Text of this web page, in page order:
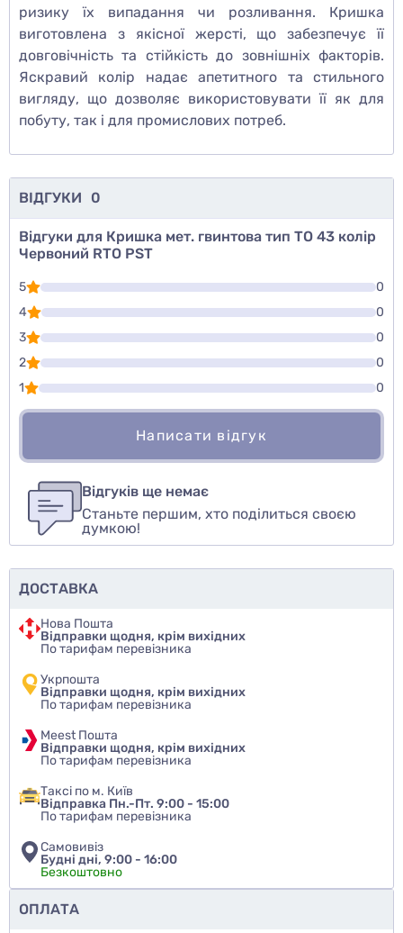
ризику їх випадання чи розливання. Кришка
виготовлена з якісної жерсті, що забезпечує її
довговічність та стійкість до зовнішніх факторів.
Яскравий колір надає апетитного та стильного
вигляду, що дозволяє використовувати її як для
побуту, так і для промислових потреб.
ВІДГУКИ 0
Відгуки для Кришка мет. гвинтова тип ТО 43 колір
Червоний RTO PST
5
0
4
0
3
0
2
0
1
0
Написати відгук
авторизуйтесьили войдите
Оцінити товар
Чи рекомендуєте ви цей товар
Відгуків ще немає
Станьте першим, хто поділиться своєю
думкою!
ДОСТАВКА
Нова Пошта
Відправки щодня, крім вихідних
По тарифам перевізника
Укрпошта
Відправки щодня, крім вихідних
По тарифам перевізника
Meest Пошта
Відправки щодня, крім вихідних
По тарифам перевізника
Таксі по м. Київ
Відправка Пн.-Пт. 9:00 - 15:00
По тарифам перевізника
Самовивіз
Будні дні, 9:00 - 16:00
Безкоштовно
ОПЛАТА